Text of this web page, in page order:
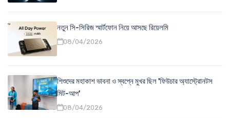
নতুন সি-সিরিজ স্মার্টফোন নিয়ে আসছে রিয়েলমি
08/04/2026
শিশুদের মহাকাশ ভাবনা ও স্বপ্নে মুখর ছিল 'ফিউচার অ্যাস্ট্রোনটস
মিট-আপ'
08/04/2026